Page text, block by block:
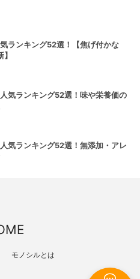
ランキング52選！【焦げ付かな
気ランキング52選！味や栄養価の
気ランキング52選！無添加・アレ
モノシルとは